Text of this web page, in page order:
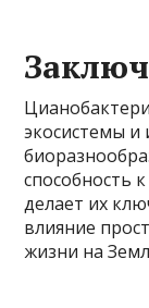
экосистемы
способность
делает их
влияние
жизни на